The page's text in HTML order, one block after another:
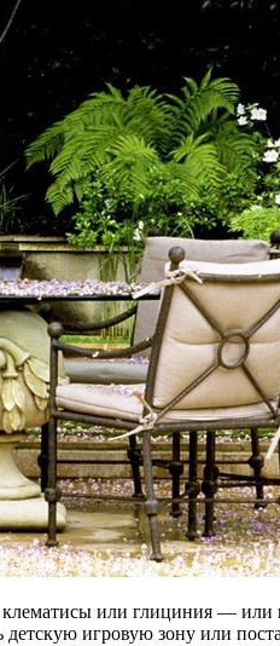
или глициния —
детскую игровую зону или